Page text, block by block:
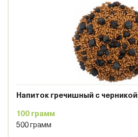
Напиток гречишный с черникой
100 грамм
500 грамм